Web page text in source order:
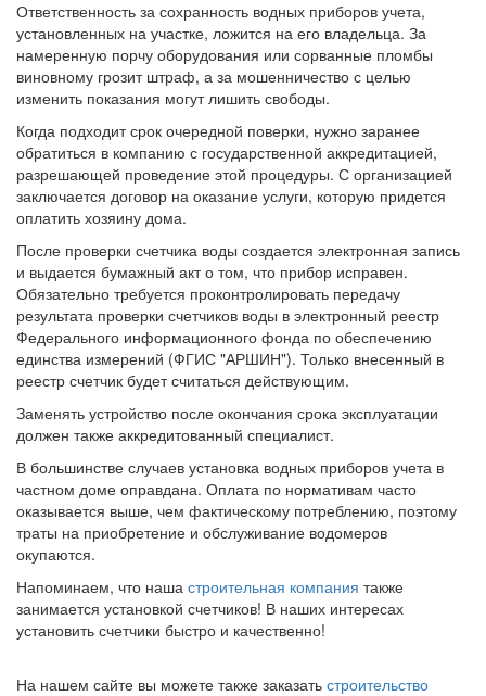
Ответственность за сохранность водных приборов учета,
установленных на участке, ложится на его владельца. За
намеренную порчу оборудования или сорванные пломбы
виновному грозит штраф, а за мошенничество с целью
изменить показания могут лишить свободы.
Когда подходит срок очередной поверки, нужно заранее
обратиться в компанию с государственной аккредитацией,
разрешающей проведение этой процедуры. С организацией
заключается договор на оказание услуги, которую придется
оплатить хозяину дома.
После проверки счетчика воды создается электронная запись
и выдается бумажный акт о том, что прибор исправен.
Обязательно требуется проконтролировать передачу
результата проверки счетчиков воды в электронный реестр
Федерального информационного фонда по обеспечению
единства измерений (ФГИС "АРШИН"). Только внесенный в
реестр счетчик будет считаться действующим.
Заменять устройство после окончания срока эксплуатации
должен также аккредитованный специалист.
В большинстве случаев установка водных приборов учета в
частном доме оправдана. Оплата по нормативам часто
оказывается выше, чем фактическому потреблению, поэтому
траты на приобретение и обслуживание водомеров
окупаются.
Напоминаем, что наша строительная компания также
занимается установкой счетчиков! В наших интересах
установить счетчики быстро и качественно!
На нашем сайте вы можете также заказать строительство